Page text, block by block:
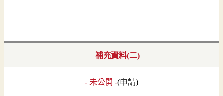
補充資料(二)
- 未公開 -(申請)